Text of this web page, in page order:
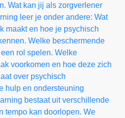
Wat kan jij als zorgverlener
leer je onder andere: Wat
maakt en hoe je psychisch
Welke beschermende
rol spelen. Welke
voorkomen en hoe deze zich
over psychisch
hulp en ondersteuning
bestaat uit verschillende
tempo kan doorlopen. We